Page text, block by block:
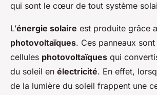
qui sont le cœur de tout système
L’énergie solaire est produite grâce
photovoltaïques. Ces panneaux
cellules photovoltaïques qui
du soleil en électricité. En effet,
de la lumière du soleil frappent une